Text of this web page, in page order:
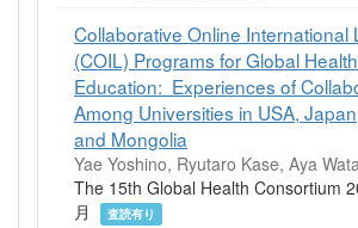
Collaborative Online International
(COIL) Programs for Global
Education: Experiences of
Among Universities in USA,
and Mongolia
Yae Yoshino, Ryutaro Kase, Aya
The 15th Global Health Consortium
月
査読有り